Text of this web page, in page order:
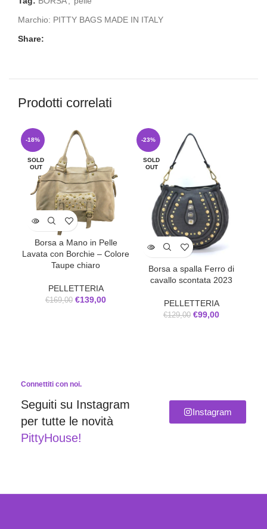
Marchio: PITTY BAGS MADE IN ITALY
Share:
Prodotti correlati
-18%
SOLD
OUT
Borsa a Mano in Pelle
Lavata con Borchie – Colore
Taupe chiaro
PELLETTERIA
€169,00 €139,00
-23%
SOLD
OUT
Borsa a spalla Ferro di
cavallo scontata 2023
PELLETTERIA
€129,00 €99,00
Connettiti con noi.
Seguiti su Instagram
per tutte le novità
PittyHouse!
Instagram